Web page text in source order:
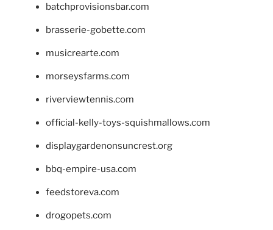
batchprovisionsbar.com
brasserie-gobette.com
musicrearte.com
morseysfarms.com
riverviewtennis.com
official-kelly-toys-squishmallows.com
displaygardenonsuncrest.org
bbq-empire-usa.com
feedstoreva.com
drogopets.com